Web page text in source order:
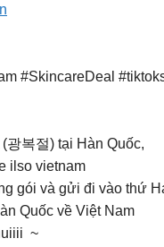
#SkincareDeal
광복절) tại Hàn Quốc,
ilso vietnam
gói và gửi đi vào thứ
Quốc về Việt Nam
~